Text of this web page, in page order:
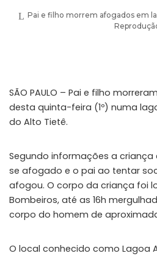
Pai e filho morrem afogados em
SÃO PAULO – Pai e filho
desta quinta-feira (1º) numa
do Alto Tietê.
Segundo informações a criança
se afogado e o pai ao tentar
afogou. O corpo da criança foi
Bombeiros, até as 16h
corpo do homem de
O local conhecido como Lagoa